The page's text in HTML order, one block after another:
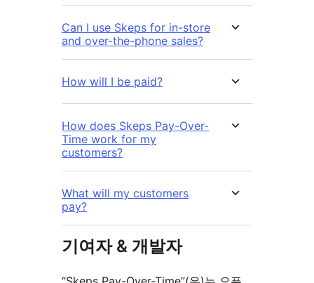
Can I use Skeps for in-store
and over-the-phone sales?
How will I be paid?
How does Skeps Pay-Over-
Time work for my
customers?
What will my customers
pay?
기여자 & 개발자